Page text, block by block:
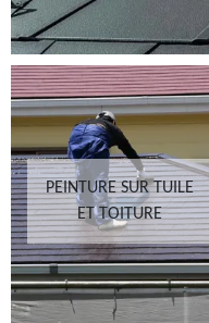
PEINTURE SUR TUILE
ET TOITURE